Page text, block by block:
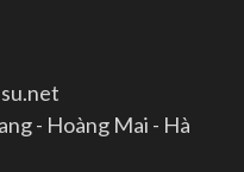
- Hoàng Mai - Hà